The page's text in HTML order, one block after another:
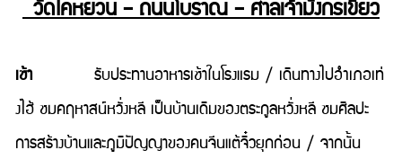
วัดไคหยวน – ถนนโบราณ – ศาลเจ้ามังกรเขียว
เช้า รับประทานอาหารเช้าในโรงแรม / เดินทางไปอำเภอเท่
งไฮ้ ชมคฤหาสน์หวั่งหลี เป็นบ้านเดิมของตระกูลหวั่งหลี ชมศิลปะ
การสร้างบ้านและภูมิปัญญาของคนจีนแต้จิ๋วยุกก่อน / จากนั้น